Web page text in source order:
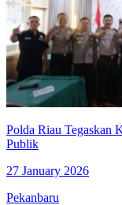
Polda Riau Tegaskan
Publik
27 January 2026
Pekanbaru